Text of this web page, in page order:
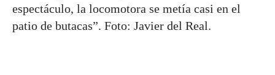
espectáculo, la locomotora se metía casi en el
patio de butacas”. Foto: Javier del Real.